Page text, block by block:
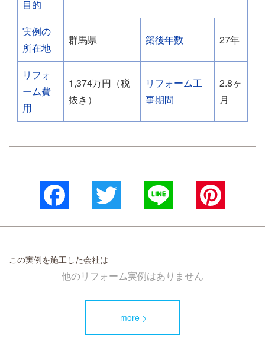
目的
実例の
所在地
群馬県 築後年数 27年
リフォ
ーム費
用
1,374万円（税
抜き）
リフォーム工
事期間
2.8ヶ
月
Facebook
この実例を施工した会社は
他のリフォーム実例はありません
more